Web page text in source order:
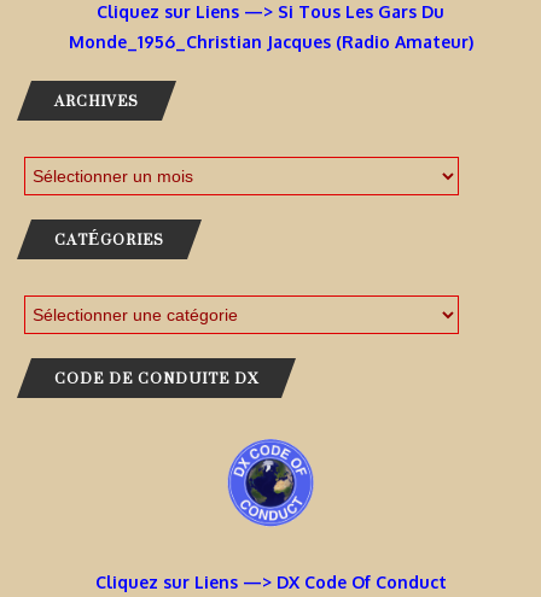
Cliquez sur Liens —> Si Tous Les Gars Du
Monde_1956_Christian Jacques (Radio Amateur)
ARCHIVES
CATÉGORIES
CODE DE CONDUITE DX
Cliquez sur Liens —> DX Code Of Conduct